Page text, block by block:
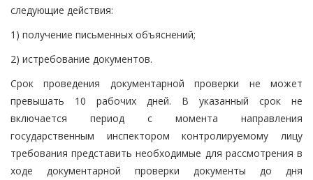
следующие действия:
1) получение письменных объяснений;
2) истребование документов.
Срок проведения документарной проверки не может
превышать 10 рабочих дней. В указанный срок не
включается период с момента направления
государственным инспектором контролируемому лицу
требования представить необходимые для рассмотрения в
ходе документарной проверки документы до дня